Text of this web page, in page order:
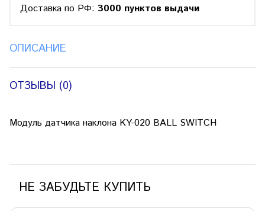
Доставка по РФ: 3000 пунктов выдачи
ОПИСАНИЕ
ОТЗЫВЫ (0)
Модуль датчика наклона KY-020 BALL SWITCH
НЕ ЗАБУДЬТЕ КУПИТЬ